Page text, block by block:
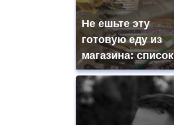
Не ешьте эту
готовую еду из
магазина: список